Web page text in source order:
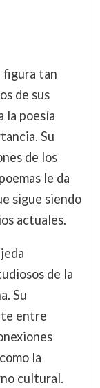
figura tan
de sus
la poesía
Su
de los
le da
sigue siendo
actuales.
de la
Su
entre
la
cultural.